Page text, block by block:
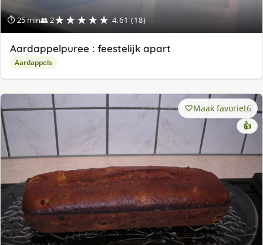
⏱ 25 min👥 2★★★★★ 4.61 (18)
Aardappelpuree : feestelijk apart
Aardappels
Maak favoriet6
👍